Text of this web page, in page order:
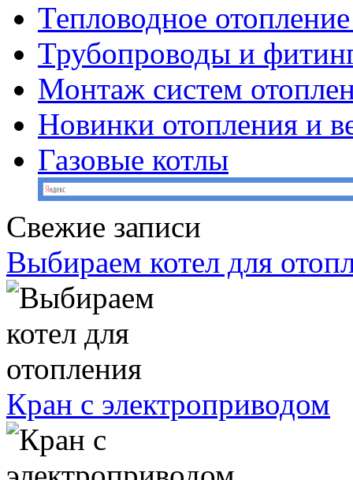
Тепловодное
Трубопроводы и
Монтаж систем
Новинки отопления и
Газовые котлы
Свежие записи
Выбираем котел для
Кран с электроприводом